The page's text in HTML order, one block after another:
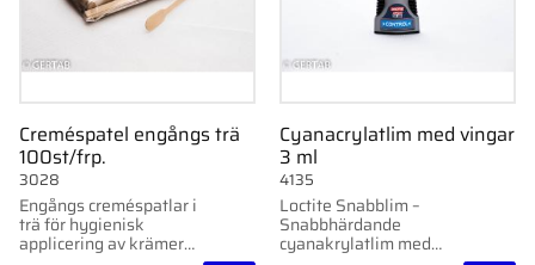
Creméspatel engångs trä
100st/frp.
Engångs creméspatlar i
trä för hygienisk
applicering av krämer
3028
Cyanacrylatlim med vingar
3 ml
Loctite Snabblim –
Snabbhärdande
cyanakrylatlim med
4135